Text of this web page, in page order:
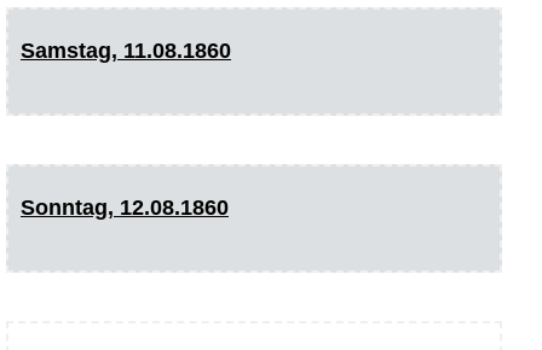
Samstag, 11.08.1860
Sonntag, 12.08.1860